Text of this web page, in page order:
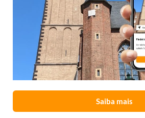
Saiba mais